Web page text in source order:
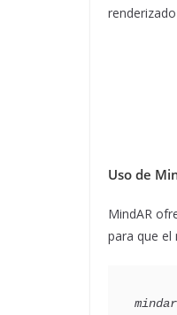
Uso de
MindAR
para que el